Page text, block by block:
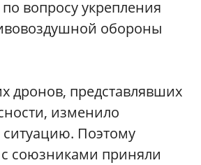
вопросу укрепления
обороны
дронов, представлявших
изменило
Поэтому
союзниками приняли